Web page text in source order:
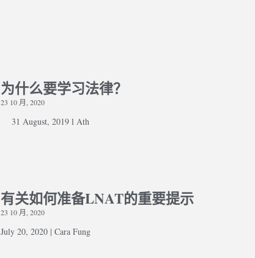
为什么要学习法律？
23 10 月, 2020
31 August, 2019 l Ath
有关如何准备LNAT的重要提示
23 10 月, 2020
July 20, 2020 | Cara Fung